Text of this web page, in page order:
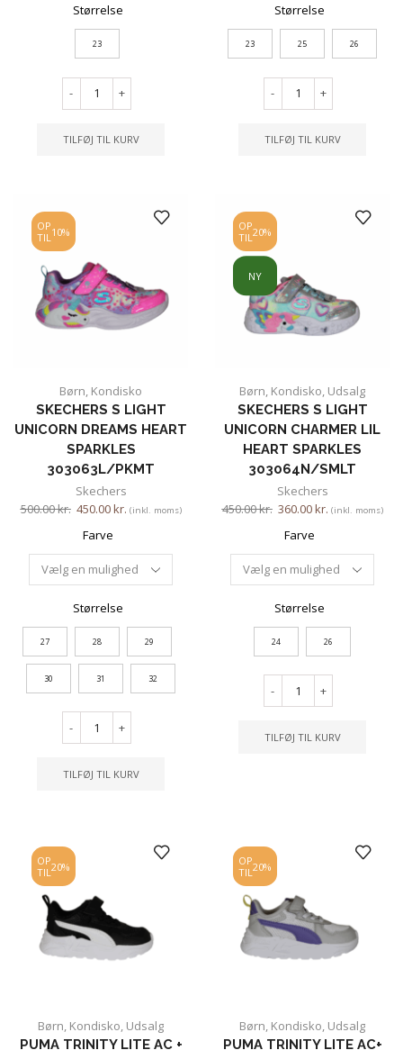
Størrelse
23
- +
TILFØJ TIL KURV
Størrelse
23 25 26
- +
TILFØJ TIL KURV
OP
TIL10%
Børn, Kondisko
SKECHERS S LIGHT
UNICORN DREAMS HEART
SPARKLES
303063L/PKMT
Skechers
500.00kr. 450.00kr. (inkl. moms)
Farve
Størrelse
27 28 29
30 31 32
- +
TILFØJ TIL KURV
OP
TIL20%
NY
Børn, Kondisko, Udsalg
SKECHERS S LIGHT
UNICORN CHARMER LIL
HEART SPARKLES
303064N/SMLT
Skechers
450.00kr. 360.00kr. (inkl. moms)
Farve
Størrelse
24 26
- +
TILFØJ TIL KURV
OP
TIL20%
Børn, Kondisko, Udsalg
PUMA TRINITY LITE AC +
OP
TIL20%
Børn, Kondisko, Udsalg
PUMA TRINITY LITE AC+